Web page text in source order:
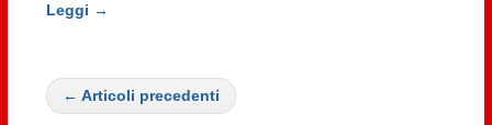
Leggi →
← Articoli precedenti